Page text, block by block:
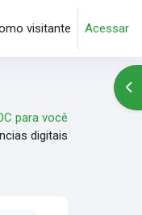
visitante Acessar
para você
digitais